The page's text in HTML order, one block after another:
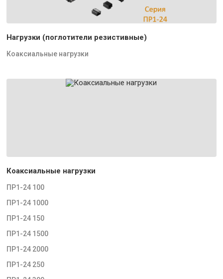
Нагрузки (поглотители резистивные)
Коаксиальные нагрузки
Коаксиальные нагрузки
ПР1-24 100
ПР1-24 1000
ПР1-24 150
ПР1-24 1500
ПР1-24 2000
ПР1-24 250